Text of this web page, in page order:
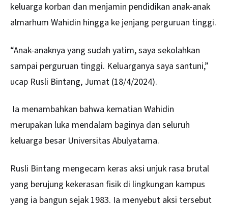
keluarga korban dan menjamin pendidikan anak-anak
almarhum Wahidin hingga ke jenjang perguruan tinggi.
“Anak-anaknya yang sudah yatim, saya sekolahkan
sampai perguruan tinggi. Keluarganya saya santuni,”
ucap Rusli Bintang, Jumat (18/4/2024).
Ia menambahkan bahwa kematian Wahidin
merupakan luka mendalam baginya dan seluruh
keluarga besar Universitas Abulyatama.
Rusli Bintang mengecam keras aksi unjuk rasa brutal
yang berujung kekerasan fisik di lingkungan kampus
yang ia bangun sejak 1983. Ia menyebut aksi tersebut